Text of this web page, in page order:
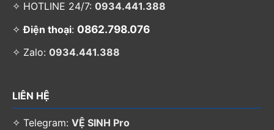
✧ HOTLINE 24/7: 0934.441.388
✧Điện thoại: 0862.798.076
✧ Zalo: 0934.441.388
LIÊN HỆ
✧ Telegram: VỆ SINH Pro